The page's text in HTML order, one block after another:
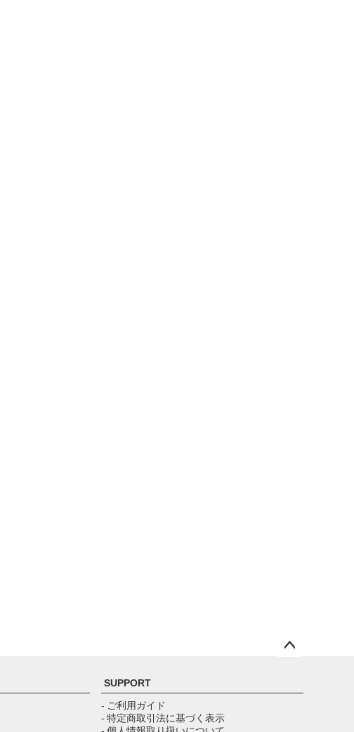
ップ
SUPPORT
- ご利用ガイド
- 特定商取引法に基づく表示